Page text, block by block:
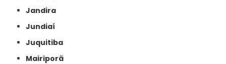
Jandira
Jundiaí
Juquitiba
Mairiporã